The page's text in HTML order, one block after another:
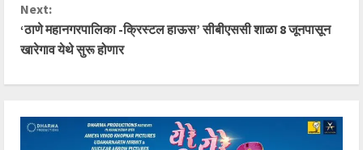
n
n
Next:
‘ठाणे महानगरपालिका -क्रिस्टल हाऊस’ सीबीएससी शाळा 8 जूनपासून
खारेगाव येथे सुरू होणार